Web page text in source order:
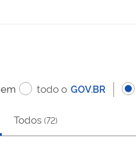
em todo o GOV.BR
Todos (72)